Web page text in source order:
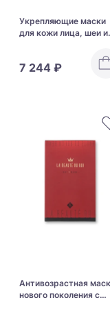
Укрепляющие маски
для кожи лица, шеи и
Authent Revitalizing
Mask II
7 244 ₽
Антивозрастная
нового поколения с